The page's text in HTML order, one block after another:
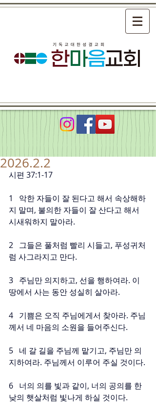
2026.2.2
시편 37:1-17
1   악한 자들이 잘 된다고 해서 속상해하
지 말며, 불의한 자들이 잘 산다고 해서
시새워하지 말아라.
2   그들은 풀처럼 빨리 시들고, 푸성귀처
럼 사그라지고 만다.
3   주님만 의지하고, 선을 행하여라. 이
땅에서 사는 동안 성실히 살아라.
4   기쁨은 오직 주님에게서 찾아라. 주님
께서 네 마음의 소원을 들어주신다.
5   네 갈 길을 주님께 맡기고, 주님만 의
지하여라. 주님께서 이루어 주실 것이다.
6   너의 의를 빛과 같이, 너의 공의를 한
낮의 햇살처럼 빛나게 하실 것이다.